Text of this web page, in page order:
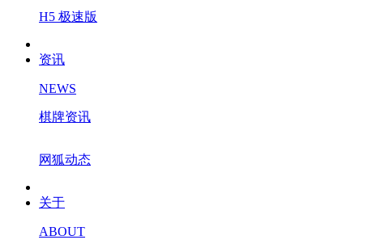
H5 极速版
资讯
NEWS
棋牌资讯
网狐动态
关于
ABOUT